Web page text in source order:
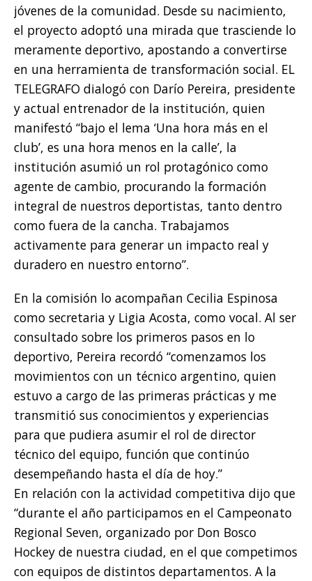
jóvenes de la comunidad. Desde su nacimiento,
el proyecto adoptó una mirada que trasciende lo
meramente deportivo, apostando a convertirse
en una herramienta de transformación social. EL
TELEGRAFO dialogó con Darío Pereira, presidente
y actual entrenador de la institución, quien
manifestó “bajo el lema ‘Una hora más en el
club’, es una hora menos en la calle’, la
institución asumió un rol protagónico como
agente de cambio, procurando la formación
integral de nuestros deportistas, tanto dentro
como fuera de la cancha. Trabajamos
activamente para generar un impacto real y
duradero en nuestro entorno”.
En la comisión lo acompañan Cecilia Espinosa
como secretaria y Ligia Acosta, como vocal. Al ser
consultado sobre los primeros pasos en lo
deportivo, Pereira recordó “comenzamos los
movimientos con un técnico argentino, quien
estuvo a cargo de las primeras prácticas y me
transmitió sus conocimientos y experiencias
para que pudiera asumir el rol de director
técnico del equipo, función que continúo
desempeñando hasta el día de hoy.”
En relación con la actividad competitiva dijo que
“durante el año participamos en el Campeonato
Regional Seven, organizado por Don Bosco
Hockey de nuestra ciudad, en el que competimos
con equipos de distintos departamentos. A la